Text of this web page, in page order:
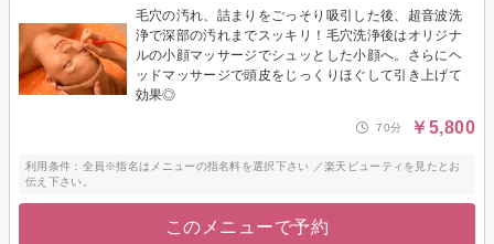
毛穴の汚れ、詰まりをごっそり吸引した後、超音波洗
浄で深部の汚れまでスッキリ！毛穴洗浄後はオリジナ
ルの小顔マッサージでシュッとした小顔へ。さらにヘ
ッドマッサージで頭皮をじっくりほぐして引き上げて
効果◎
70分 ￥5,800
利用条件：全員※指名はメニューの指名料を選択下さい ／楽天ビューティを見たとお
伝え下さい。
このメニューで予約